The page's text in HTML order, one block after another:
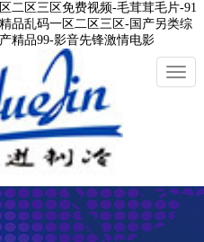
二区三区免费视频-毛茸茸毛片-91
品乱码一区二区三区-国产另类综
精品99-影音先锋激情电影
切
換